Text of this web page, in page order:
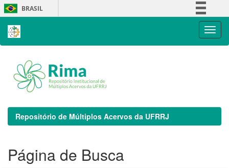
Skip
navigation
BRASIL
Repositório de Múltiplos Acervos da UFRRJ
Página de Busca